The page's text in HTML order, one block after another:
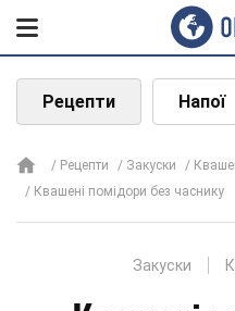
Рецепти Напої
Рецепти Закуски
Квашені помідори без часнику
Закуски